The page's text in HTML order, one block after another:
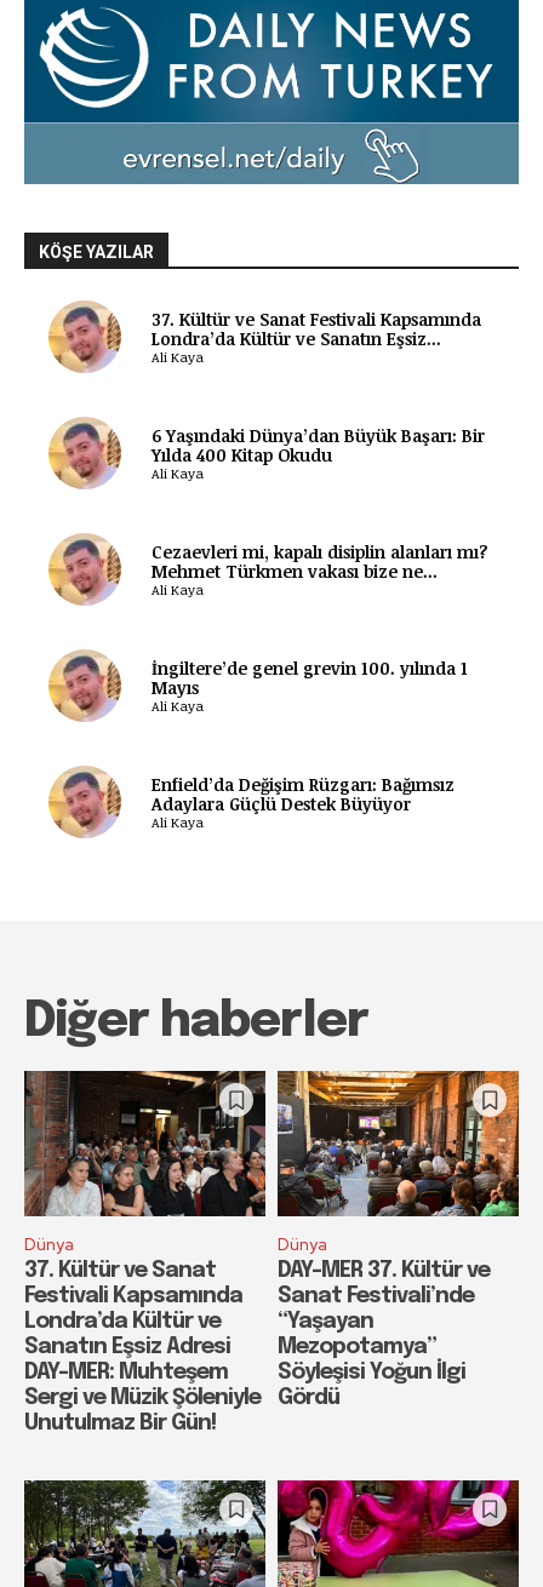
KÖŞE YAZILAR
37. Kültür ve Sanat Festivali Kapsamında
Londra’da Kültür ve Sanatın Eşsiz...
Ali Kaya
6 Yaşındaki Dünya’dan Büyük Başarı: Bir
Yılda 400 Kitap Okudu
Ali Kaya
Cezaevleri mi, kapalı disiplin alanları mı?
Mehmet Türkmen vakası bize ne...
Ali Kaya
İngiltere’de genel grevin 100. yılında 1
Mayıs
Ali Kaya
Enfield’da Değişim Rüzgarı: Bağımsız
Adaylara Güçlü Destek Büyüyor
Ali Kaya
Diğer haberler
Dünya
37. Kültür ve Sanat
Festivali Kapsamında
Londra’da Kültür ve
Sanatın Eşsiz Adresi
DAY-MER: Muhteşem
Sergi ve Müzik Şöleniyle
Unutulmaz Bir Gün!
Dünya
DAY-MER 37. Kültür ve
Sanat Festivali’nde
“Yaşayan
Mezopotamya”
Söyleşisi Yoğun İlgi
Gördü